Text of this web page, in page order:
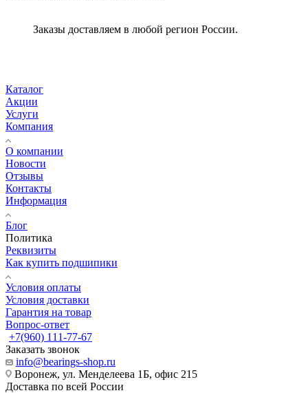
Заказы доставляем в любой регион России.
Каталог
Акции
Услуги
Компания
О компании
Новости
Отзывы
Контакты
Информация
Блог
Политика
Реквизиты
Как купить подшипики
Условия оплаты
Условия доставки
Гарантия на товар
Вопрос-ответ
+7(960) 111-77-67
Заказать звонок
info@bearings-shop.ru
Воронеж, ул. Менделеева 1Б, офис 215
Доставка по всей России